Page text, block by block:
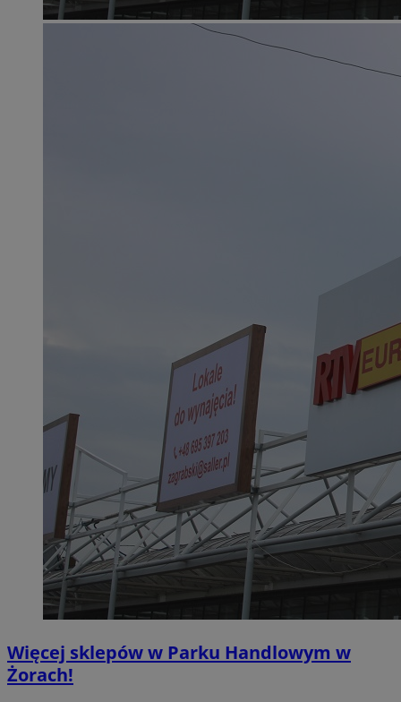
Więcej sklepów w Parku Handlowym w
Żorach!